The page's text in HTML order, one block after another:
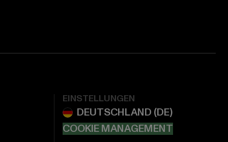
EINSTELLUNGEN
COOKIE MANAGEMENT